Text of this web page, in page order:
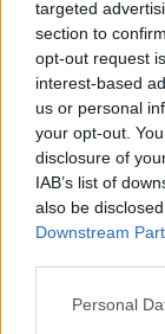
targeted
section to
opt-out request
interest-based
us or personal
your opt-out.
disclosure of
IAB’s list of
also be
Downstream
Personal